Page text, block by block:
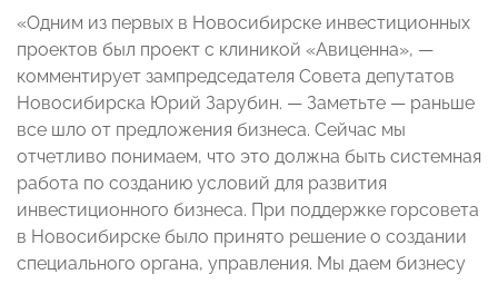
«Одним из первых в Новосибирске инвестиционных
проектов был проект с клиникой «Авиценна», —
комментирует зампредседателя Совета депутатов
Новосибирска Юрий Зарубин. — Заметьте — раньше
все шло от предложения бизнеса. Сейчас мы
отчетливо понимаем, что это должна быть системная
работа по созданию условий для развития
инвестиционного бизнеса. При поддержке горсовета
в Новосибирске было принято решение о создании
специального органа, управления. Мы даем бизнесу